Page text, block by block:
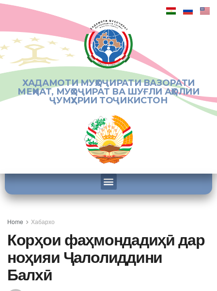
ХАДАМОТИ МУҲОҶИРАТИ ВАЗОРАТИ
МЕҲНАТ, МУҲОҶИРАТ ВА ШУҒЛИ АҲОЛИИ
ҶУМҲУРИИ ТОҶИКИСТОН
Home Хабархо
Корҳои фаҳмондадиҳӣ дар
ноҳияи Ҷалолиддини
Балхӣ